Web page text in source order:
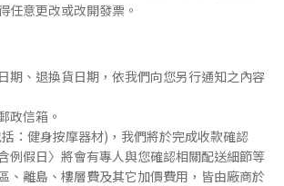
任意更改或改開發票。
期、退換貨日期，依我們向您另行通知之內容
政信箱。
：健身按摩器材)，我們將於完成收款確認
例假日〉將會有專人與您確認相關配送細節等
、離島、樓層費及其它加價費用，皆由廠商於